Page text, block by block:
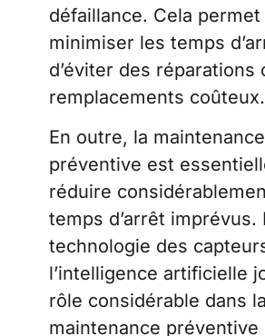
défaillance. Cela permet
minimiser les temps
d’éviter des réparations
remplacements coûteux.
En outre, la maintenance
préventive est
réduire
temps d’arrêt imprévus.
technologie des
l’intelligence artificielle
rôle considérable dans la
maintenance préventive